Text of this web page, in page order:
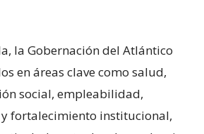
la Gobernación del Atlántico
en áreas clave como salud,
social, empleabilidad,
fortalecimiento institucional,